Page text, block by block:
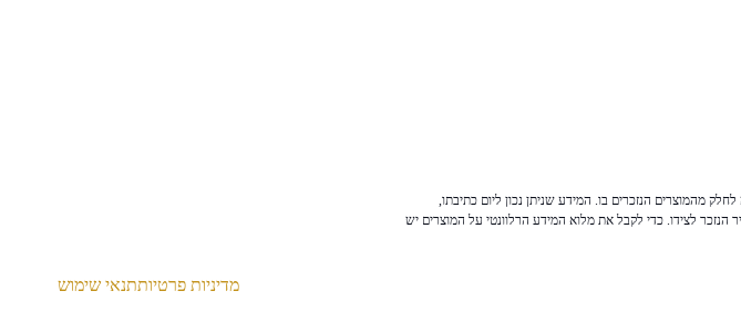
מהמוצרים הנזכרים בו. המידע שניתן נכון ליום כתיבתו,
לצידו. כדי לקבל את מלוא המידע הרלוונטי על המוצרים יש
מדיניות פרטיותתנאי שימוש